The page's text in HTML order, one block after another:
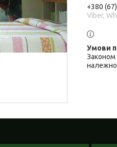
+380
Viber,
Законом